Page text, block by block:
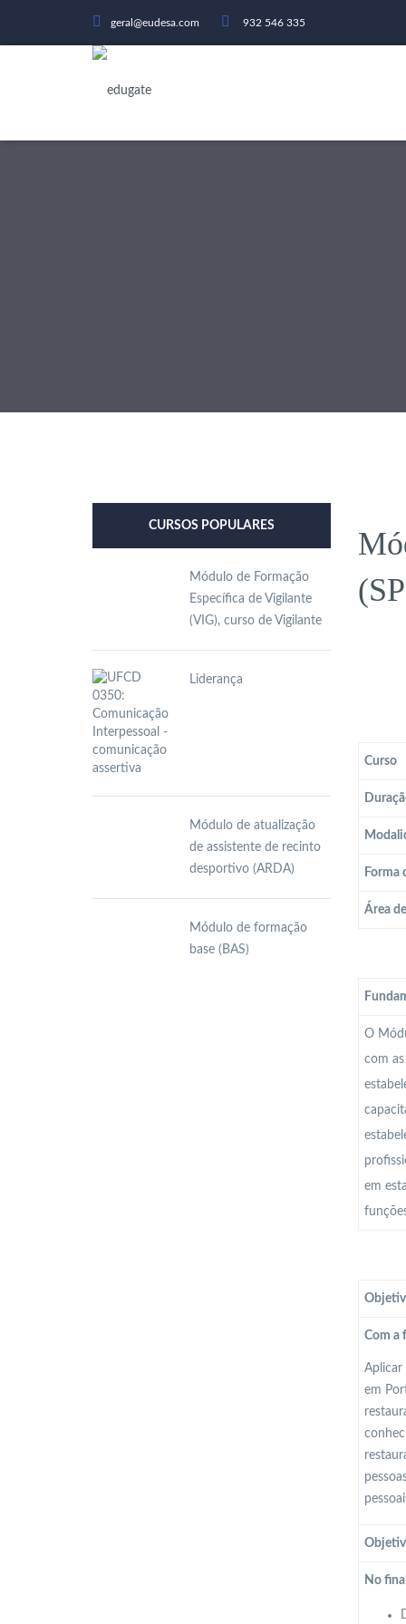
geral@eudesa.com 932 546 335
Curso
Forma
Área
O
com
em
Com a
Aplicar
em
No
CURSOS POPULARES
Módulo de Formação
Específica de Vigilante
(VIG), curso de Vigilante
Liderança
Módulo de atualização
de assistente de recinto
desportivo (ARDA)
Módulo de formação
base (BAS)